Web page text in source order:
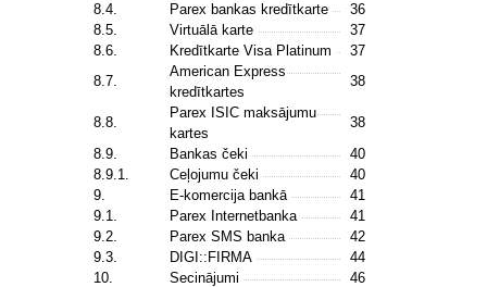
8.4.
Parex bankas kredītkarte
36
8.5.
Virtuālā karte
37
8.6.
Kredītkarte Visa Platinum
37
8.7.
American Express
kredītkartes
38
8.8.
Parex ISIC maksājumu
kartes
38
8.9.
Bankas čeki
40
8.9.1.
Ceļojumu čeki
40
9.
E-komercija bankā
41
9.1.
Parex Internetbanka
41
9.2.
Parex SMS banka
42
9.3.
DIGI::FIRMA
44
10.
Secinājumi
46